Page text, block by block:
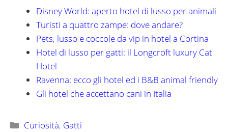
Disney World: aperto hotel di lusso per animali
Turisti a quattro zampe: dove andare?
Pets, lusso e coccole da vip in hotel a Cortina
Hotel di lusso per gatti: il Longcroft luxury Cat
Hotel
Ravenna: ecco gli hotel ed i B&B animal friendly
Gli hotel che accettano cani in Italia
Categorie
Curiosità, Gatti